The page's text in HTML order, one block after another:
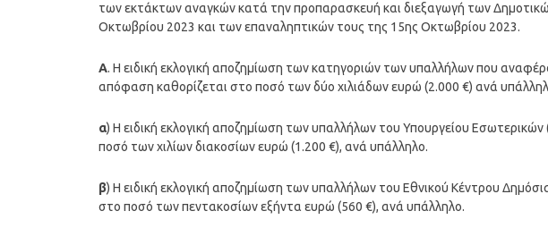
των εκτάκτων αναγκών κατά την προπαρασκευή και διεξαγωγή των
Οκτωβρίου 2023 και των επαναληπτικών τους της 15ης Οκτωβρίου 2023.
Α. Η ειδική εκλογική αποζημίωση των κατηγοριών των υπαλλήλων που
απόφαση καθορίζεται στο ποσό των δύο χιλιάδων ευρώ (2.000 €) ανά
α) Η ειδική εκλογική αποζημίωση των υπαλλήλων του Υπουργείου
ποσό των χιλίων διακοσίων ευρώ (1.200 €), ανά υπάλληλο.
β) Η ειδική εκλογική αποζημίωση των υπαλλήλων του Εθνικού Κέντρου
στο ποσό των πεντακοσίων εξήντα ευρώ (560 €), ανά υπάλληλο.